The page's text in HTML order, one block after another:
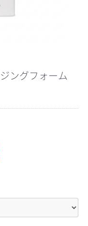
ングフォーム